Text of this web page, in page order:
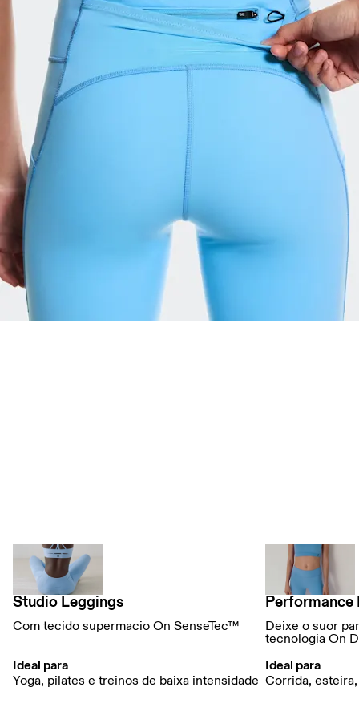
Compare nossas calças legging
Studio Leggings
Com tecido supermacio On SenseTec™
Ideal para
Yoga, pilates e treinos de baixa intensidade
Performance
Deixe o suor
tecnologia On
Ideal para
Corrida,